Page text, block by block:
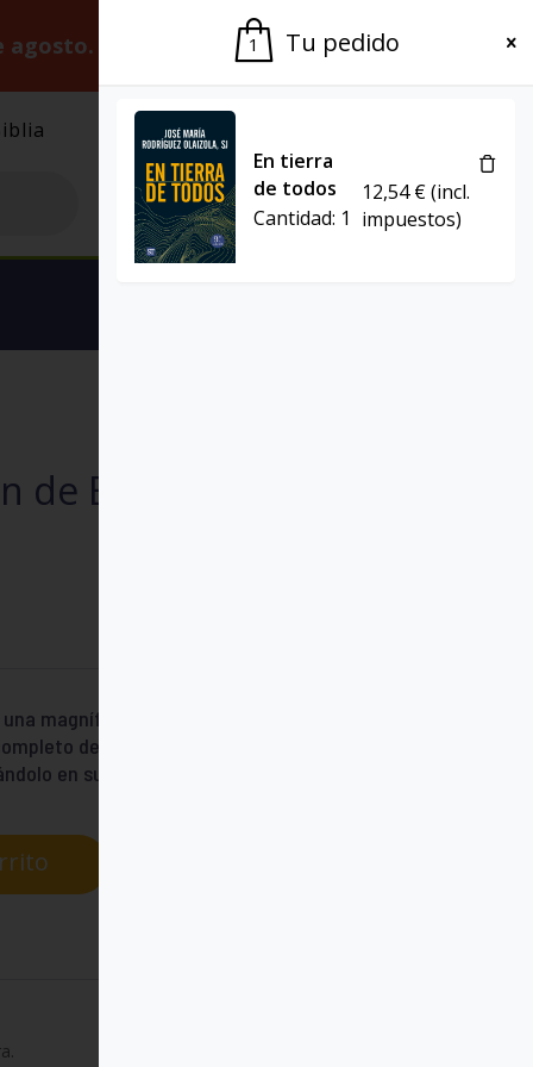
agosto. Gracias por la paciencia.
Estudio (III)
magnífica herramienta de trabajo
de la Biblia del Peregrino con
en su con
1 Tu pedido
En tierra
de todos
Cantidad: 1
12,54€ (incl.
impuestos)